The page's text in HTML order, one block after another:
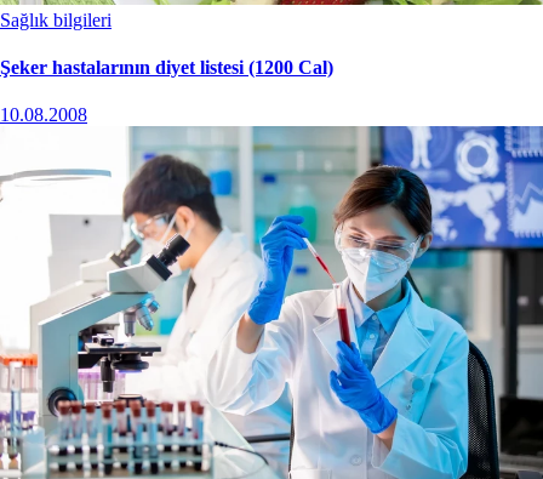
Sağlık bilgileri
Şeker hastalarının diyet listesi (1200 Cal)
10.08.2008